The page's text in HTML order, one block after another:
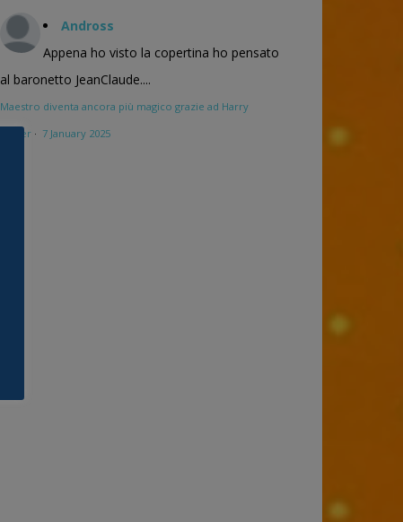
Andross
Appena ho visto la copertina ho pensato
al baronetto JeanClaude....
Maestro diventa ancora più magico grazie ad Harry
Potter · 7 January 2025